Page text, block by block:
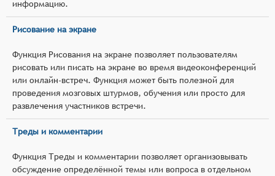
информацию.
Рисование на экране
Функция Рисования на экране позволяет пользователям
рисовать или писать на экране во время видеоконференций
или онлайн-встреч. Функция может быть полезной для
проведения мозговых штурмов, обучения или просто для
развлечения участников встречи.
Треды и комментарии
Функция Треды и комментарии позволяет организовывать
обсуждение определённой темы или вопроса в отдельном